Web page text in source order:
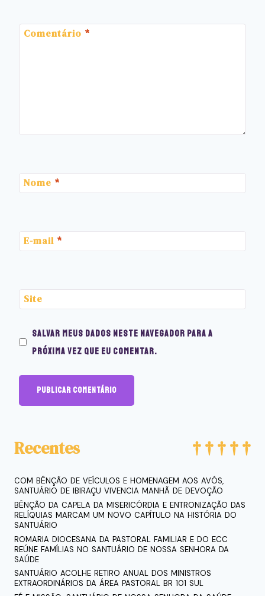
Comentário *
Nome *
E-mail *
Site
Salvar meus dados neste navegador para a
próxima vez que eu comentar.
Recentes
COM BÊNÇÃO DE VEÍCULOS E HOMENAGEM AOS AVÓS,
SANTUÁRIO DE IBIRAÇU VIVENCIA MANHÃ DE DEVOÇÃO
BÊNÇÃO DA CAPELA DA MISERICÓRDIA E ENTRONIZAÇÃO DAS
RELÍQUIAS MARCAM UM NOVO CAPÍTULO NA HISTÓRIA DO
SANTUÁRIO
ROMARIA DIOCESANA DA PASTORAL FAMILIAR E DO ECC
REÚNE FAMÍLIAS NO SANTUÁRIO DE NOSSA SENHORA DA
SAÚDE
SANTUÁRIO ACOLHE RETIRO ANUAL DOS MINISTROS
EXTRAORDINÁRIOS DA ÁREA PASTORAL BR 101 SUL